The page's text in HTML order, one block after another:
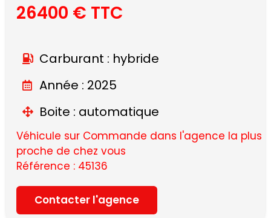
26400 € TTC
Carburant : hybride
Année : 2025
Boite : automatique
Véhicule sur Commande dans l'agence la plus
proche de chez vous
Référence : 45136
Contacter l'agence